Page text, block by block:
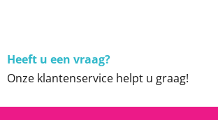
Heeft u een vraag?
Onze klantenservicehelpt u graag!